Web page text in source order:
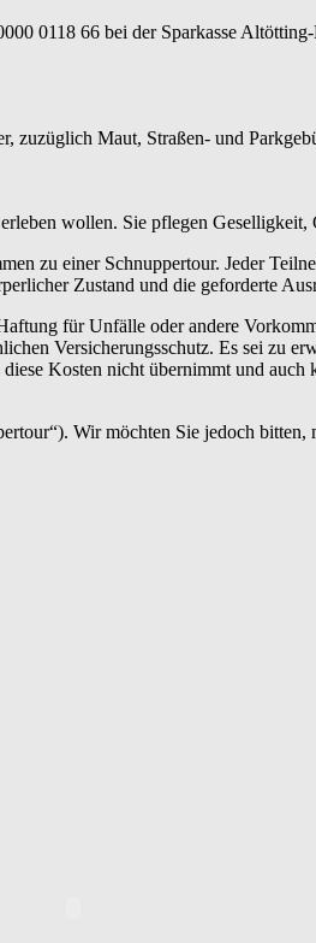
0118 66 bei der Sparkasse
Maut, Straßen- und
wollen. Sie pflegen
zu einer Schnuppertour. Jeder
Zustand und die geforderte
für Unfälle oder andere
Versicherungsschutz. Es sei zu
Kosten nicht übernimmt und
Wir möchten Sie jedoch